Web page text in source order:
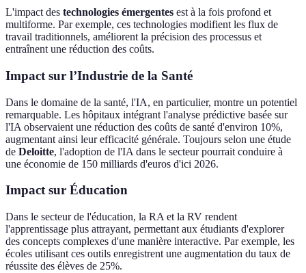
L'impact des technologies émergentes est à la fois profond et
multiforme. Par exemple, ces technologies modifient les flux de
travail traditionnels, améliorent la précision des processus et
entraînent une réduction des coûts.
Impact sur l’Industrie de la Santé
Dans le domaine de la santé, l'IA, en particulier, montre un potentiel
remarquable. Les hôpitaux intégrant l'analyse prédictive basée sur
l'IA observaient une réduction des coûts de santé d'environ 10%,
augmentant ainsi leur efficacité générale. Toujours selon une étude
de Deloitte, l'adoption de l'IA dans le secteur pourrait conduire à
une économie de 150 milliards d'euros d'ici 2026.
Impact sur Éducation
Dans le secteur de l'éducation, la RA et la RV rendent
l'apprentissage plus attrayant, permettant aux étudiants d'explorer
des concepts complexes d'une manière interactive. Par exemple, les
écoles utilisant ces outils enregistrent une augmentation du taux de
réussite des élèves de 25%.